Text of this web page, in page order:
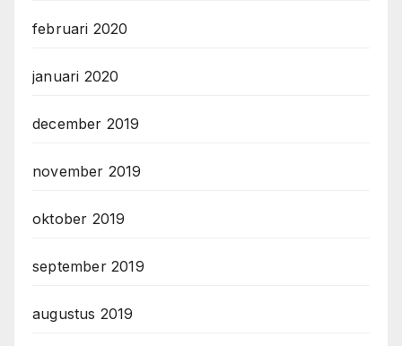
februari 2020
januari 2020
december 2019
november 2019
oktober 2019
september 2019
augustus 2019